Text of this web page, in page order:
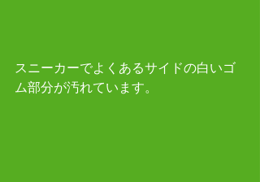
スニーカーでよくあるサイドの白いゴ
ム部分が汚れています。